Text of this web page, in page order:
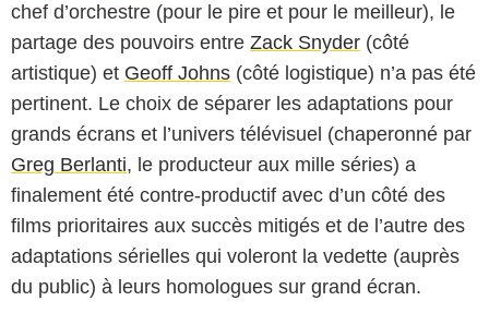
chef d’orchestre (pour le pire et pour le meilleur), le
partage des pouvoirs entre Zack Snyder (côté
artistique) et Geoff Johns (côté logistique) n’a pas été
pertinent. Le choix de séparer les adaptations pour
grands écrans et l’univers télévisuel (chaperonné par
Greg Berlanti, le producteur aux mille séries) a
finalement été contre-productif avec d’un côté des
films prioritaires aux succès mitigés et de l’autre des
adaptations sérielles qui voleront la vedette (auprès
du public) à leurs homologues sur grand écran.